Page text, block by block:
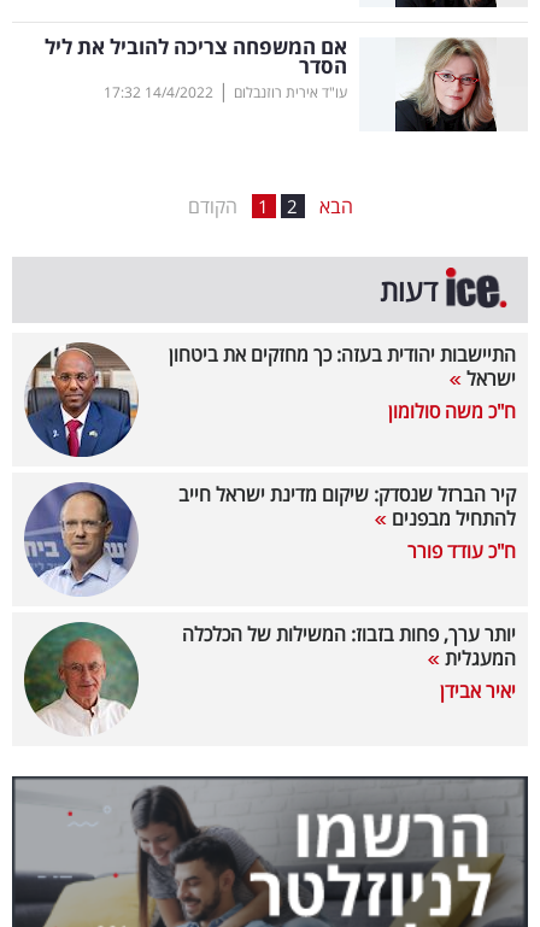
רכב
בריאות
תרבות
TOP-
5
המילון
הכלכלי
40
UNDER
שיתופי
דרושים
ניוזלטרים
אם המשפחה צריכה להוביל את ליל
הסדר
עו"ד אירית רוזנבלום |
14/4/2022
17:32
הקודם 1 2 הבא
דעות
התיישבות יהודית בעזה: כך מחזקים את ביטחון
ישראל
ח"כ משה סולומון
קיר הברזל שנסדק: שיקום מדינת ישראל חייב
להתחיל מבפנים
ח"כ עודד פורר
יותר ערך, פחות בזבוז: המשילות של הכלכלה
המעגלית
יאיר אבידן